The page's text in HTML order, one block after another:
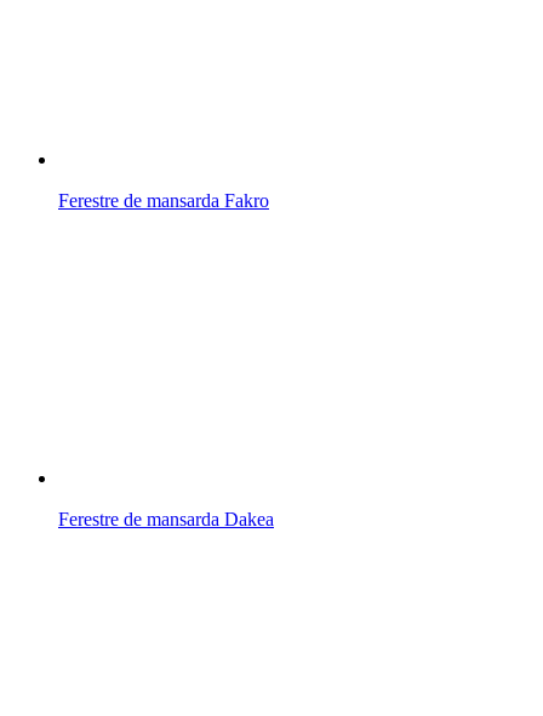
Ferestre de mansarda Fakro
Ferestre de mansarda Dakea